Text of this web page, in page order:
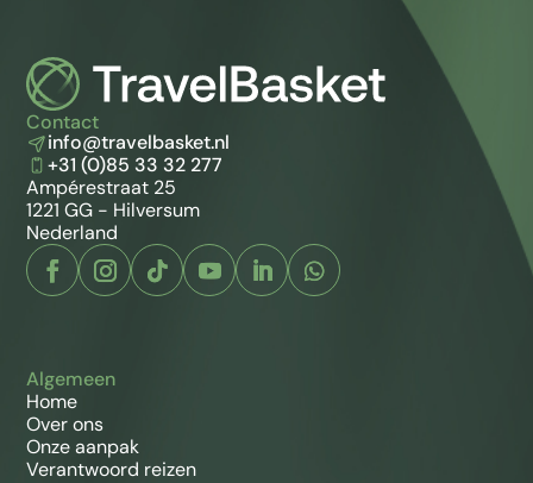
Contact
info@travelbasket.nl
+31 (0)85 33 32 277
Ampérestraat 25
1221 GG - Hilversum
Nederland
Algemeen
Home
Over ons
Onze aanpak
Verantwoord reizen